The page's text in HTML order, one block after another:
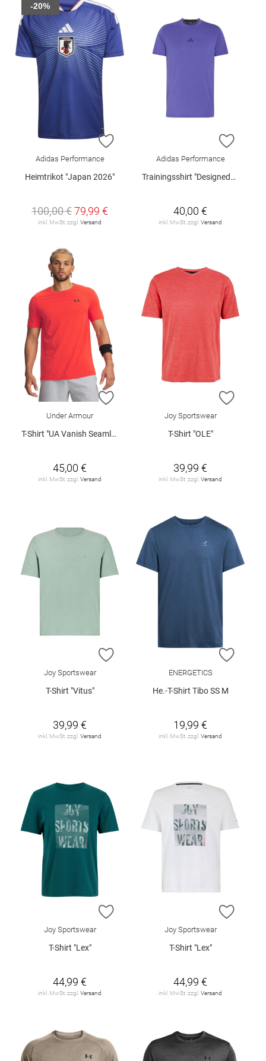
ZUR WUNSCHLISTE HINZUFÜGEN
Adidas Performance
Heimtrikot "Japan 2026"
100,00 €79,99 €
inkl. MwSt. zzgl.Versand
-20%
ZUR
Adidas Performance
Trainingsshirt "Designed4Training"
40,00 €
inkl. MwSt. zzgl.Versand
ZUR WUNSCHLISTE HINZUFÜGEN
Under Armour
T-Shirt "UA Vanish Seamless"
45,00 €
inkl. MwSt. zzgl.Versand
ZUR
Joy Sportswear
T-Shirt "OLE"
39,99 €
inkl. MwSt. zzgl.Versand
ZUR WUNSCHLISTE HINZUFÜGEN
Joy Sportswear
T-Shirt "Vitus"
39,99 €
inkl. MwSt. zzgl. Versand
ZUR
ENERGETICS
He.-T-Shirt Tibo SS M
19,99 €
inkl. MwSt. zzgl. Versand
ZUR WUNSCHLISTE HINZUFÜGEN
Joy Sportswear
T-Shirt "Lex"
44,99 €
inkl. MwSt. zzgl. Versand
ZUR
Joy Sportswear
T-Shirt "Lex"
44,99 €
inkl. MwSt. zzgl. Versand